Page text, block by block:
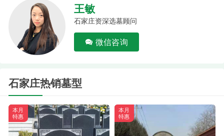
王敏
石家庄资深选墓顾问
微信咨询
石家庄热销墓型
本月
特惠
本月
特惠